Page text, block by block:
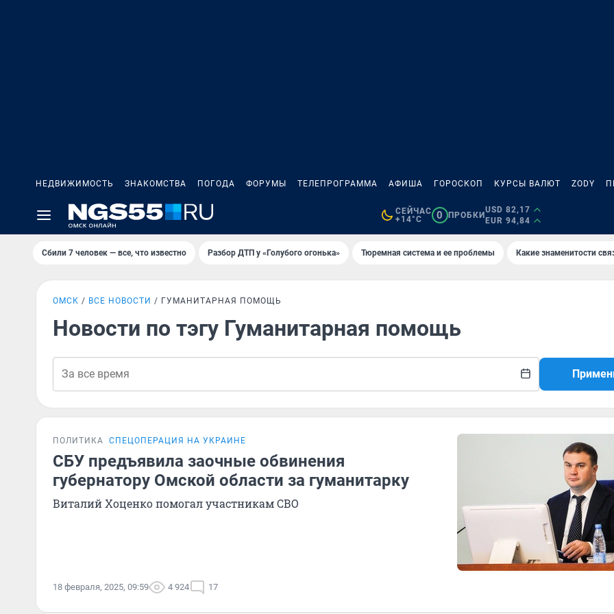
НЕДВИЖИМОСТЬ ЗНАКОМСТВА ПОГОДА ФОРУМЫ ТЕЛЕПРОГРАММА АФИША ГОРОСКОП КУРСЫ ВАЛЮТ ZODY
СЕЙЧАС
+14°C
0 ПРОБКИ
USD 82,17
EUR 94,84
Сбили 7 человек — все, что известно Разбор ДТП у «Голубого огонька» Тюремная система и ее проблемы Какие знаменитости
ОМСК ВСЕ НОВОСТИ ГУМАНИТАРНАЯ ПОМОЩЬ
Новости по тэгу Гуманитарная помощь
ПОЛИТИКА СПЕЦОПЕРАЦИЯ НА УКРАИНЕ
СБУ предъявила заочные обвинения
губернатору Омской области за гуманитарку
Виталий Хоценко помогал участникам СВО
18 февраля, 2025, 09:59 4 924 17